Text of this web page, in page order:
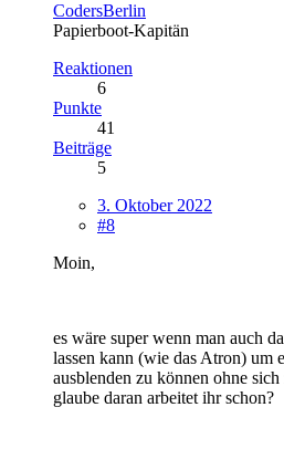
CodersBerlin
Papierboot-Kapitän
Reaktionen
6
Punkte
41
Beiträge
5
3. Oktober 2022
#8
Moin,
es wäre super wenn man auch
lassen kann (wie das Atron) um
ausblenden zu können ohne
glaube daran arbeitet ihr schon?